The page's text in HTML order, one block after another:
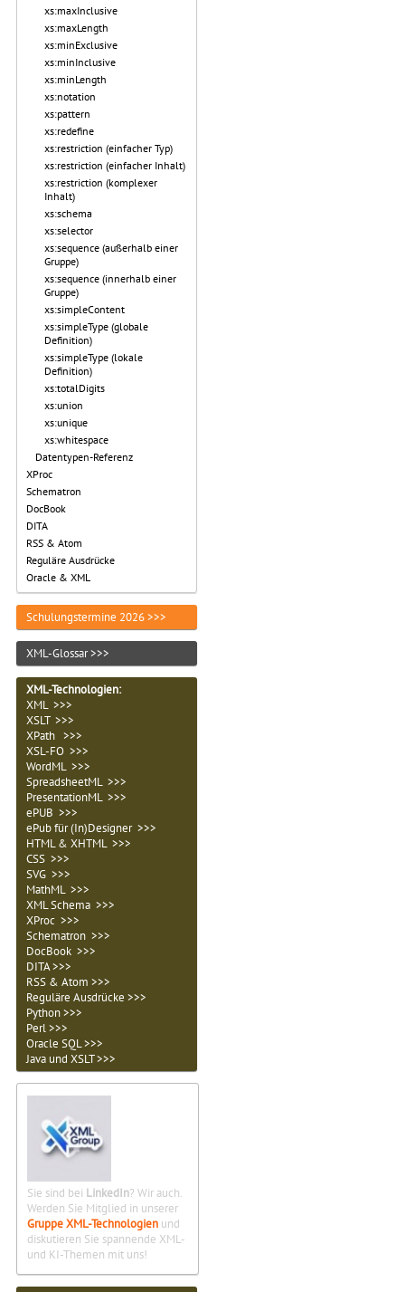
xs:maxInclusive
xs:maxLength
xs:minExclusive
xs:minInclusive
xs:minLength
xs:notation
xs:pattern
xs:redefine
xs:restriction (einfacher Typ)
xs:restriction (einfacher Inhalt)
xs:restriction (komplexer
Inhalt)
xs:schema
xs:selector
xs:sequence (außerhalb einer
Gruppe)
xs:sequence (innerhalb einer
Gruppe)
xs:simpleContent
xs:simpleType (globale
Definition)
xs:simpleType (lokale
Definition)
xs:totalDigits
xs:union
xs:unique
xs:whitespace
Datentypen-Referenz
XProc
Schematron
DocBook
DITA
RSS & Atom
Reguläre Ausdrücke
Oracle & XML
Schulungstermine 2026 >>>
XML-Glossar >>>
XML-Technologien:
XML >>>
XSLT >>>
XPath >>>
XSL-FO >>>
WordML >>>
SpreadsheetML >>>
PresentationML >>>
ePUB >>>
ePub für (In)Designer >>>
HTML & XHTML >>>
CSS >>>
SVG >>>
MathML >>>
XML Schema >>>
XProc >>>
Schematron >>>
DocBook >>>
DITA >>>
RSS & Atom >>>
Reguläre Ausdrücke >>>
Python >>>
Perl >>>
Oracle SQL >>>
Java und XSLT >>>
Sie sind bei LinkedIn? Wir auch.
Werden Sie Mitglied in unserer
Gruppe XML-Technologien und
diskutieren Sie spannende XML-
und KI-Themen mit uns!